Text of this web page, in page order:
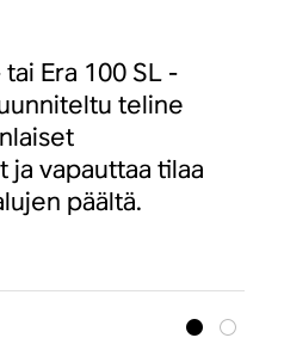
Era 100 SL -
teline
vapauttaa tilaa
päältä.